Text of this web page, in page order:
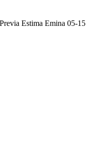
Estima Emina 05-15